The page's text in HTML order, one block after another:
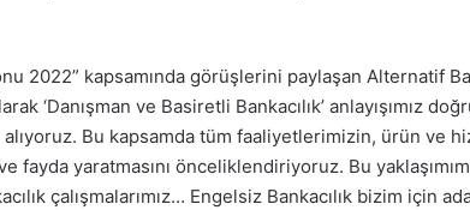
2022” kapsamında görüşlerini paylaşan Alternatif
‘Danışman ve Basiretli Bankacılık’ anlayışımız
alıyoruz. Bu kapsamda tüm faaliyetlerimizin, ürün ve
fayda yaratmasını önceliklendiriyoruz. Bu
çalışmalarımız… Engelsiz Bankacılık bizim için